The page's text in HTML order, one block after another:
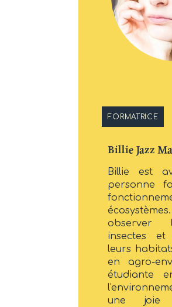
FORMATRICE
Billie Jazz
Billie est
personne
observer
insectes
leurs
en agro-
étudiante
une joie